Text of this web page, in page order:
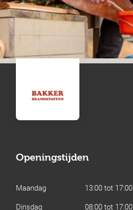
Openingstijden
Maandag
13:00 tot 17:00
Dinsdag
08:00 tot 17:00